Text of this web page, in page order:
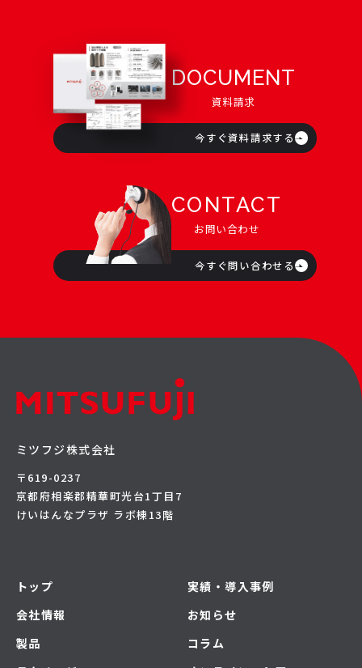
DOCUMENT
資料請求
今すぐ資料請求する
CONTACT
お問い合わせ
今すぐ問い合わせる
ミツフジ株式会社
〒619-0237
京都府相楽郡精華町光台1丁目7
けいはんなプラザ ラボ棟13階
トップ
会社情報
製品
実績・導入事例
お知らせ
コラム